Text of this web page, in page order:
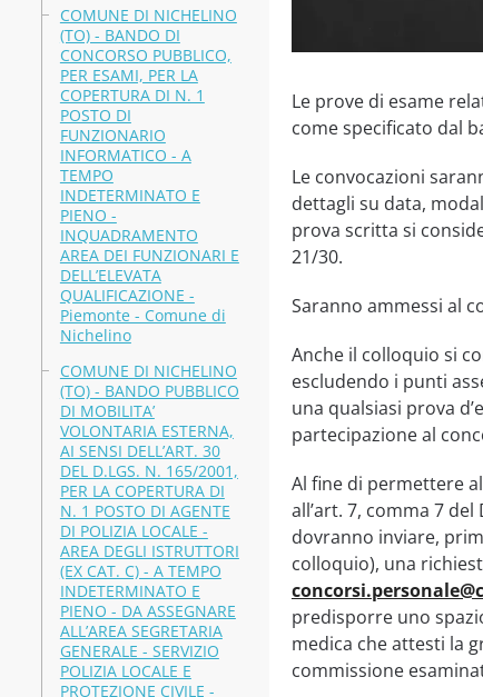
COMUNE DI NICHELINO
(TO) - BANDO DI
CONCORSO PUBBLICO,
PER ESAMI, PER LA
COPERTURA DI N. 1
POSTO DI
FUNZIONARIO
INFORMATICO - A
TEMPO
INDETERMINATO E
PIENO -
INQUADRAMENTO
AREA DEI FUNZIONARI E
DELL’ELEVATA
QUALIFICAZIONE -
Piemonte - Comune di
Nichelino
COMUNE DI NICHELINO
(TO) - BANDO PUBBLICO
DI MOBILITA’
VOLONTARIA ESTERNA,
AI SENSI DELL’ART. 30
DEL D.LGS. N. 165/2001,
PER LA COPERTURA DI
N. 1 POSTO DI AGENTE
DI POLIZIA LOCALE -
AREA DEGLI ISTRUTTORI
(EX CAT. C) - A TEMPO
INDETERMINATO E
PIENO - DA ASSEGNARE
ALL’AREA SEGRETARIA
GENERALE - SERVIZIO
POLIZIA LOCALE E
PROTEZIONE CIVILE -
Le prove di esame
come specificato dal
Le convocazioni
dettagli su data,
prova scritta si
21/30.
Saranno ammessi al
Anche il colloquio si
escludendo i punti
una qualsiasi prova
partecipazione al
Al fine di permettere
all’art. 7, comma 7
dovranno inviare,
colloquio), una
predisporre uno
medica che attesti la
commissione